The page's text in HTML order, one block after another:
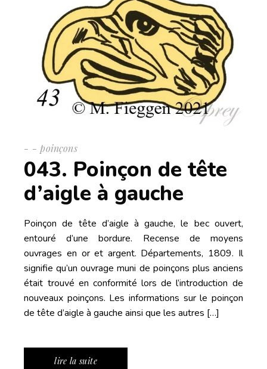
- poinçons
043. Poinçon de tête
d’aigle à gauche
Poinçon de tête d’aigle à gauche, le bec ouvert,
entouré d’une bordure. Recense de moyens
ouvrages en or et argent. Départements, 1809. Il
signifie qu’un ouvrage muni de poinçons plus anciens
était trouvé en conformité lors de l’introduction de
nouveaux poinçons. Les informations sur le poinçon
de tête d’aigle à gauche ainsi que les autres […]
lire la suite